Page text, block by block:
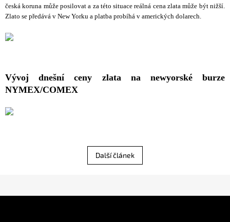
česká koruna může posilovat a za této situace reálná cena zlata může být nižší.
Zlato se předává v New Yorku a platba probíhá v amerických dolarech.
Vývoj dnešní ceny zlata na newyorské burze
NYMEX/COMEX
Další článek